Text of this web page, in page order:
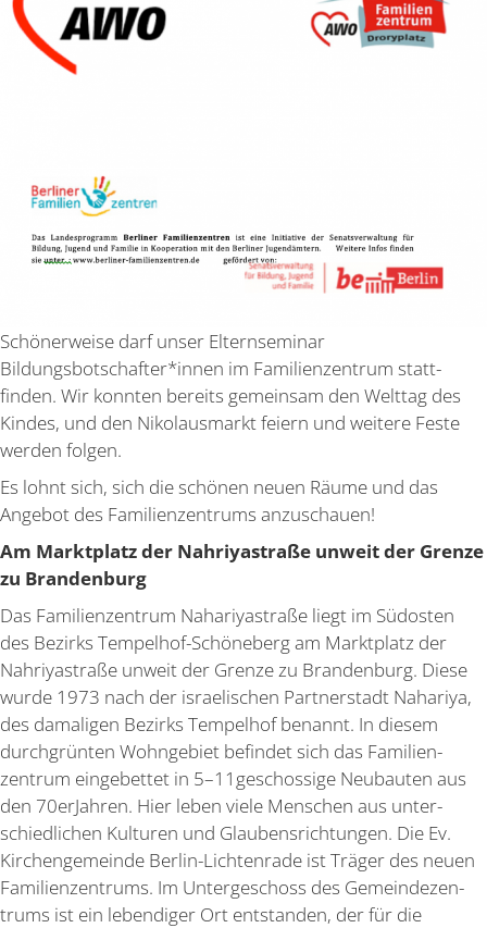
Schöner­weise darf unser Eltern­se­minar
Bildungsbotschafter*innen im Famili­en­zentrum statt­
finden. Wir konnten bereits gemeinsam den Welttag des
Kindes, und den Nikolaus­markt feiern und weitere Feste
werden folgen.
Es lohnt sich, sich die schönen neuen Räume und das
Angebot des Famili­en­zen­trums anzuschauen!
Am Markt­platz der Nahri­ya­straße unweit der Grenze
zu Brandenburg
Das Famili­en­zentrum Nahari­ya­straße liegt im Südosten
des Bezirks Tempelhof-Schöneberg am Markt­platz der
Nahri­ya­straße unweit der Grenze zu Brandenburg. Diese
wurde 1973 nach der israe­li­schen Partner­stadt Nahariya,
des damaligen Bezirks Tempelhof benannt. In diesem
durch­grünten Wohngebiet befindet sich das Famili­en­
zentrum einge­bettet in 5–11geschossige Neubauten aus
den 70erJahren. Hier leben viele Menschen aus unter­
schied­lichen Kulturen und Glaubens­rich­tungen. Die Ev.
Kirchen­ge­meinde Berlin-Lichtenrade ist Träger des neuen
Famili­en­zen­trums. Im Unter­ge­schoss des Gemein­de­zen­
trums ist ein leben­diger Ort entstanden, der für die